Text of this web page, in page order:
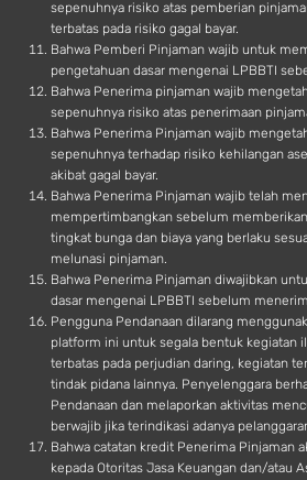
sepenuhnya risiko atas pemberian
terbatas pada risiko gagal bayar.
Bahwa Pemberi Pinjaman wajib untuk
pengetahuan dasar mengenai LPBBTI
Bahwa Penerima pinjaman wajib
sepenuhnya risiko atas penerimaan
Bahwa Penerima Pinjaman wajib
sepenuhnya terhadap risiko kehilangan
akibat gagal bayar.
Bahwa Penerima Pinjaman wajib telah
mempertimbangkan sebelum
tingkat bunga dan biaya yang berlaku
melunasi pinjaman.
Bahwa Penerima Pinjaman diwajibkan
dasar mengenai LPBBTI sebelum
Pengguna Pendanaan dilarang
platform ini untuk segala bentuk kegiatan
terbatas pada perjudian daring, kegiatan
tindak pidana lainnya. Penyelenggara
Pendanaan dan melaporkan aktivitas
berwajib jika terindikasi adanya
Bahwa catatan kredit Penerima Pinjaman
kepada Otoritas Jasa Keuangan dan/atau